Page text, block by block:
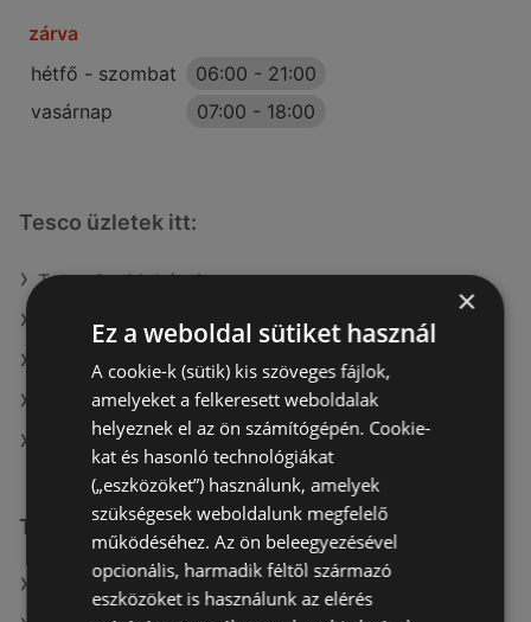
zárva
hétfő - szombat
06:00 - 21:00
vasárnap
07:00 - 18:00
Tesco üzletek itt:
Tesco itt: Mohácsi
Tesco itt: Keszthely
Tesco itt: Mosonmagyaróvári
Tesco itt: Debreceni
Tesco itt: Kazincbarcikai
További linkek
A(z) Tesco ajánlatai
×
Ez a weboldal sütiket használ
A cookie-k (sütik) kis szöveges fájlok,
amelyeket a felkeresett weboldalak
helyeznek el az ön számítógépén. Cookie-
kat és hasonló technológiákat
(„eszközöket”) használunk, amelyek
szükségesek weboldalunk megfelelő
működéséhez. Az ön beleegyezésével
opcionális, harmadik féltől származó
eszközöket is használunk az elérés